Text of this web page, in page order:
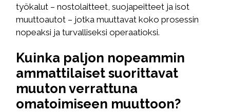
työkalut – nostolaitteet, suojapeitteet ja isot
muuttoautot – jotka muuttavat koko prosessin
nopeaksi ja turvalliseksi operaatioksi.
Kuinka paljon nopeammin
ammattilaiset suorittavat
muuton verrattuna
omatoimiseen muuttoon?